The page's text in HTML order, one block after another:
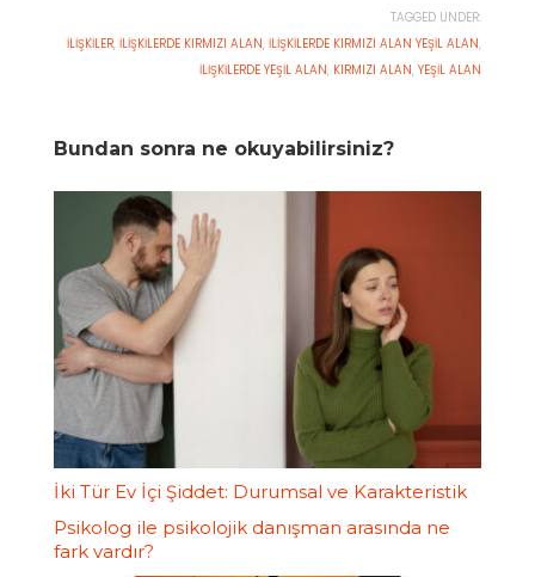
TAGGED UNDER:
İLIŞKILER, İLIŞKILERDE KIRMIZI ALAN, İLIŞKILERDE KIRMIZI ALAN YEŞIL ALAN,
İLIŞKILERDE YEŞIL ALAN, KIRMIZI ALAN, YEŞIL ALAN
Bundan sonra ne okuyabilirsiniz?
İki Tür Ev İçi Şiddet: Durumsal ve Karakteristik
Psikolog ile psikolojik danışman arasında ne
fark vardır?